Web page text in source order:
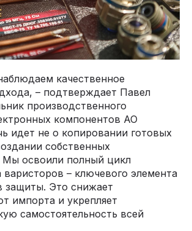
качественное
– подтверждает Павел
производственного
компонентов АО
идет не о копировании готовых
собственных
Мы освоили полный цикл
варисторов – ключевого элемента
защиты. Это снижает
импорта и укрепляет
самостоятельность всей